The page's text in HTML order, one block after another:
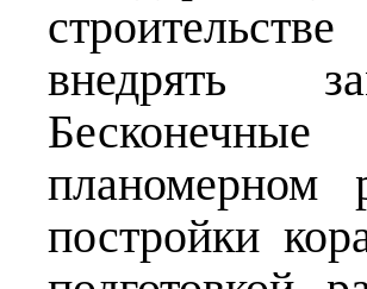
внедрять
планомерном
постройки